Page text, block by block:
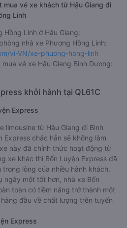
mua vé xe khách từ Hậu Giang đi
Linh
Hồng Linh ở Hậu Giang:
nhà xe Phương Hồng Linh:
vi-VN/xe-phuong-hong-linh
vé xe Hậu Giang Bình Dương:
khởi hành tại QL61C
Express
limousine từ Hậu Giang đi Bình
Express chắc hẳn sẽ không làm
này đã chính thức hoạt động từ
xe khác thì Bốn Luyện Express đã
lòng của nhiều hành khách.
ngày một tốt hơn, nhà xe Bốn
toàn có tiềm năng trở thành một
đầu về chất lượng trên tuyến
Express